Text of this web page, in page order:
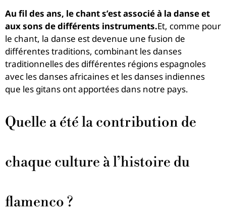
Au fil des ans, le chant s’est associé à la danse et
aux sons de différents instruments.Et, comme pour
le chant, la danse est devenue une fusion de
différentes traditions, combinant les danses
traditionnelles des différentes régions espagnoles
avec les danses africaines et les danses indiennes
que les gitans ont apportées dans notre pays.
Quelle a été la contribution de
chaque culture à l’histoire du
flamenco ?